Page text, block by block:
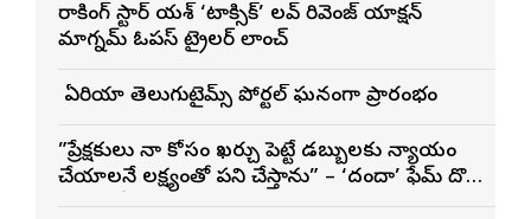
రాకింగ్ స్టార్ యశ్ ‘టాక్సిక్’ లవ్ రివెంజ్ యాక్షన్
మాగ్నమ్ ఓపస్‌ ట్రైలర్ లాంచ్
బే ఏరియా తెలుగుటైమ్స్ పోర్టల్ ఘనంగా ప్రారంభం
”ప్రేక్షకులు నా కోసం ఖర్చు పెట్టే డబ్బులకు న్యాయం
చేయాలనే లక్ష్యంతో పని చేస్తాను” – ‘దందా’ ఫేమ్ దొర